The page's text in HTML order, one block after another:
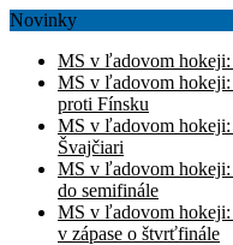
Novinky
MS v ľadovom hokeji:
MS v ľadovom hokeji:
proti Fínsku
MS v ľadovom hokeji:
Švajčiari
MS v ľadovom hokeji:
do semifinále
MS v ľadovom hokeji:
v zápase o štvrťfinále